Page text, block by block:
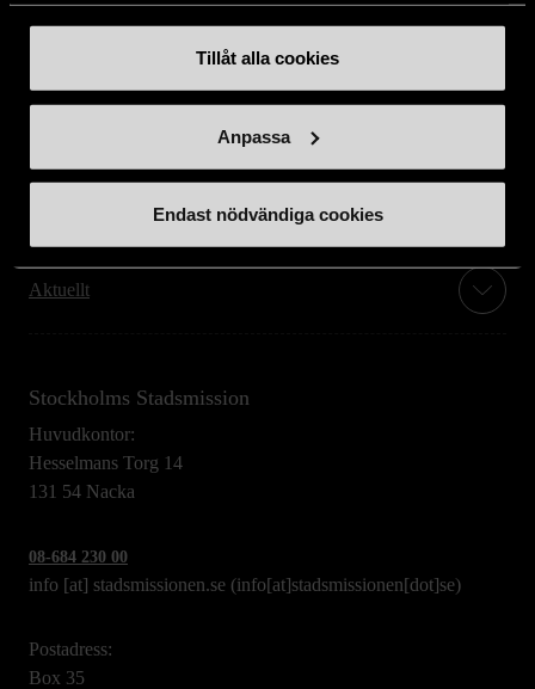
Tillåt alla cookies
Anpassa
Endast nödvändiga cookies
Hitta till oss
Aktuellt
Stockholms Stadsmission
Huvudkontor:
Hesselmans Torg 14
131 54 Nacka
08-684 230 00
info [at] stadsmissionen.se (info[at]stadsmissionen[dot]se)
Postadress:
Box 35